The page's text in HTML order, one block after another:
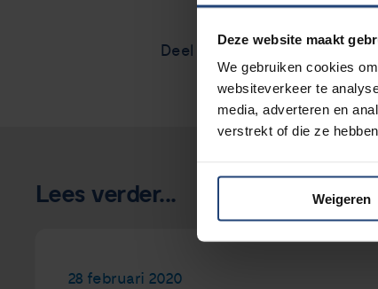
Deze website maakt
We gebruiken cookies
websiteverkeer te
media, adverteren en
verstrekt of die ze
Weigeren
Deel via
Lees verder...
28 februari 2020